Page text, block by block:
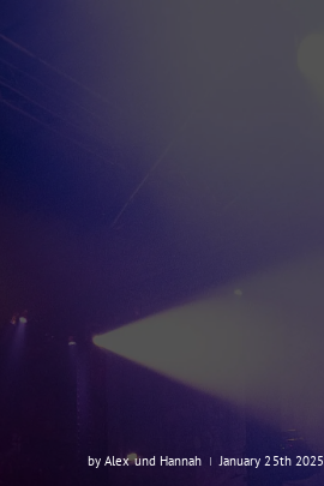
by Alex und Hannah January 25th 2025